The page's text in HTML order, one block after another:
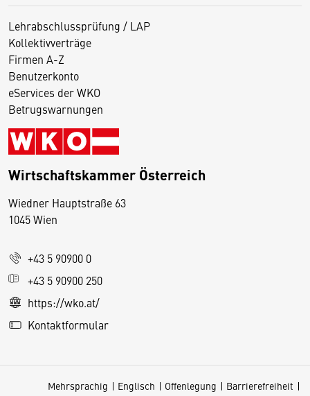
Lehrabschlussprüfung / LAP
Kollektivverträge
Firmen A-Z
Benutzerkonto
eServices der WKO
Betrugswarnungen
Wirtschaftskammer Österreich
Wiedner Hauptstraße 63
1045 Wien
+43 5 90900 0
+43 5 90900 250
https://wko.at/
Kontaktformular
Mehrsprachig Englisch Offenlegung
Barrierefreiheit
D
s
e
S
e